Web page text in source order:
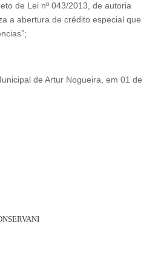
de Lei nº 043/2013, de autoria
a abertura de crédito especial que
de Artur Nogueira, em 01 de